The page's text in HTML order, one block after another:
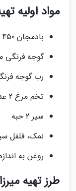
مواد اولیه
بادمجان 450 گرم (4 تا 6 عدد)
گوجه فرنگی
رب گوجه فرنگی 1 قاشق
تخم مرغ 2 عدد
سیر 2 حبه
نمک، فلفل
روغن به
طرز تهیه